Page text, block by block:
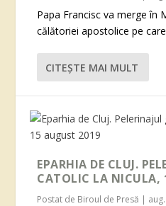
Papa Francisc va merge în
călătoriei apostolice pe
CITEŞTE MAI MULT
EPARHIA DE CLUJ.
CATOLIC LA NICULA,
Postat de Biroul de Presă |